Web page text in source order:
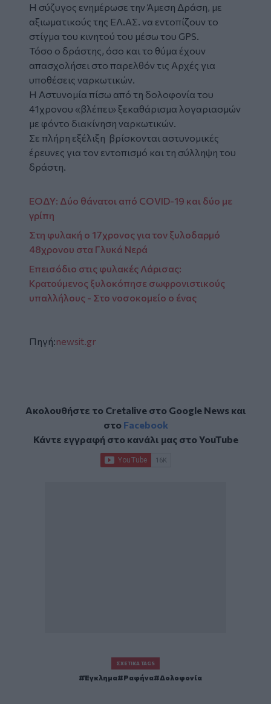
Η σύζυγος ενημέρωσε την Άμεση Δράση, με
αξιωματικούς της ΕΛ.ΑΣ. να εντοπίζουν το
στίγμα του κινητού του μέσω του GPS.
Τόσο ο δράστης, όσο και το θύμα έχουν
απασχολήσει στο παρελθόν τις Αρχές για
υποθέσεις ναρκωτικών.
Η Αστυνομία πίσω από τη δολοφονία του
41χρονου «βλέπει» ξεκαθάρισμα λογαριασμών
με φόντο διακίνηση ναρκωτικών.
Σε πλήρη εξέλιξη βρίσκονται αστυνομικές
έρευνες για τον εντοπισμό και τη σύλληψη του
δράστη.
ΕΟΔΥ: Δύο θάνατοι από COVID-19 και δύο με
γρίπη
Στη φυλακή ο 17χρονος για τον ξυλοδαρμό
48χρονου στα Γλυκά Νερά
Επεισόδιο στις φυλακές Λάρισας:
Κρατούμενος ξυλοκόπησε σωφρονιστικούς
υπαλλήλους - Στο νοσοκομείο ο ένας
Πηγή:newsit.gr
Ακολουθήστε το Cretalive στο Google Newsκαι
στο Facebook
Κάντε εγγραφή στο κανάλι μας στοYouTube
ΣΧΕΤΙΚΆ TAGS
Έγκλημα Ραφήνα Δολοφονία